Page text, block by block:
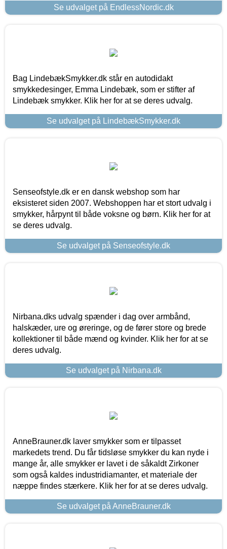
Se udvalget på EndlessNordic.dk
Bag LindebækSmykker.dk står en autodidakt
smykkedesinger, Emma Lindebæk, som er stifter af
Lindebæk smykker. Klik her for at se deres udvalg.
Se udvalget på LindebækSmykker.dk
Senseofstyle.dk er en dansk webshop som har
eksisteret siden 2007. Webshoppen har et stort udvalg i
smykker, hårpynt til både voksne og børn. Klik her for at
se deres udvalg.
Se udvalget på Senseofstyle.dk
Nirbana.dks udvalg spænder i dag over armbånd,
halskæder, ure og øreringe, og de fører store og brede
kollektioner til både mænd og kvinder. Klik her for at se
deres udvalg.
Se udvalget på Nirbana.dk
AnneBrauner.dk laver smykker som er tilpasset
markedets trend. Du får tidsløse smykker du kan nyde i
mange år, alle smykker er lavet i de såkaldt Zirkoner
som også kaldes industridiamanter, et materiale der
næppe findes stærkere. Klik her for at se deres udvalg.
Se udvalget på AnneBrauner.dk